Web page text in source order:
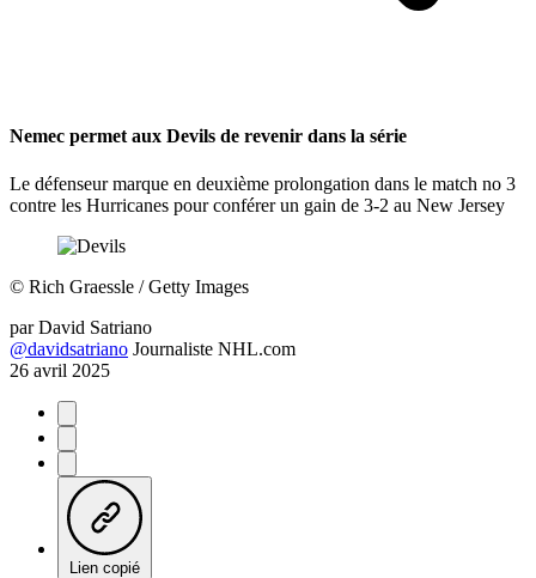
Nemec permet aux Devils de revenir dans la série
Le défenseur marque en deuxième prolongation dans le match no 3
contre les Hurricanes pour conférer un gain de 3-2 au New Jersey
© Rich Graessle / Getty Images
par David Satriano
@davidsatriano Journaliste NHL.com
26 avril 2025
Lien copié